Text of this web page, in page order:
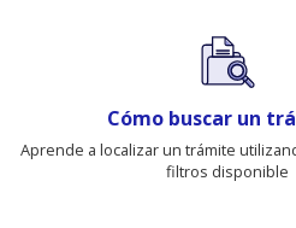
Cómo buscar un
Aprende a localizar un trámite
filtros disponible